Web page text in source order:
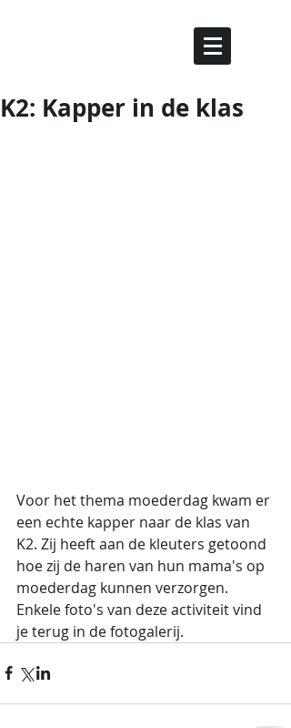
K2: Kapper in de klas
Voor het thema moederdag kwam er
een echte kapper naar de klas van
K2. Zij heeft aan de kleuters getoond
hoe zij de haren van hun mama's op
moederdag kunnen verzorgen.
Enkele foto's van deze activiteit vind
je terug in de fotogalerij.